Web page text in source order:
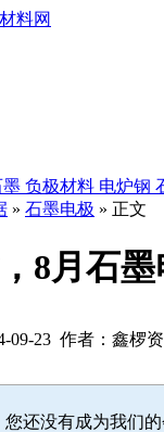
料网
墨 负极材料 电炉钢
» 石墨电极 » 正文
8月石
09-23 作者：鑫椤
您还没有成为我们